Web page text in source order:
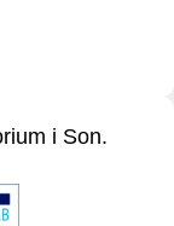
i Son.